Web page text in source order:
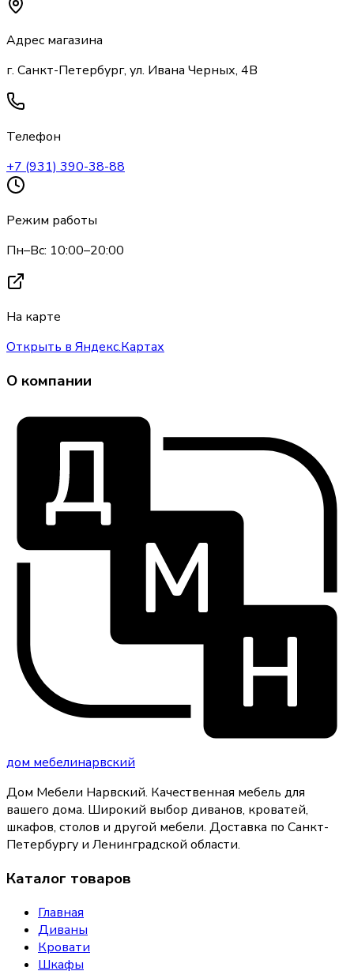
Адрес магазина
г. Санкт-Петербург, ул. Ивана Черных, 4В
Телефон
+7 (931) 390-38-88
Режим работы
Пн–Вс: 10:00–20:00
На карте
Открыть в Яндекс.Картах
О компании
дом мебелинарвский
Дом Мебели Нарвский. Качественная мебель для
вашего дома. Широкий выбор диванов, кроватей,
шкафов, столов и другой мебели. Доставка по Санкт-
Петербургу и Ленинградской области.
Каталог товаров
Главная
Диваны
Кровати
Шкафы